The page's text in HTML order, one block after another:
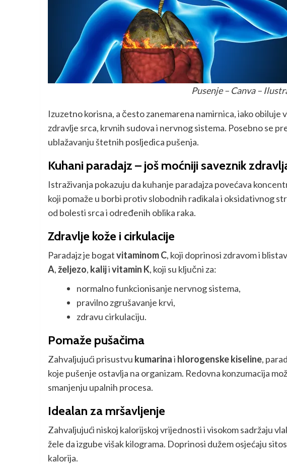
Pusenje – Canva –
Izuzetno korisna, a često zanemarena namirnica, iako obiluje
zdravlje srca, krvnih sudova i nervnog sistema. Posebno se
ublažavanju štetnih posljedica pušenja.
Kuhani paradajz – još moćniji saveznik
Istraživanja pokazuju da kuhanje paradajza povećava
koji pomaže u borbi protiv slobodnih radikala i oksidativnog
od bolesti srca i određenih oblika raka.
Zdravlje kože i cirkulacije
Paradajz je bogatvitaminom C, koji doprinosi zdravom i
A,željezo, kalijivitamin K, koji su ključni za:
normalno funkcionisanje nervnog sistema,
pravilno zgrušavanje krvi,
zdravu cirkulaciju.
Pomaže pušačima
Zahvaljujući prisustvu kumarinai hlorogenske kiseline,
koje pušenje ostavlja na organizam. Redovna konzumacija
smanjenju upalnih procesa.
Idealan za mršavljenje
Zahvaljujući niskoj kalorijskoj vrijednosti i visokom sadržaju
žele da izgube višak kilograma. Doprinosi dužem osjećaju
kalorija.